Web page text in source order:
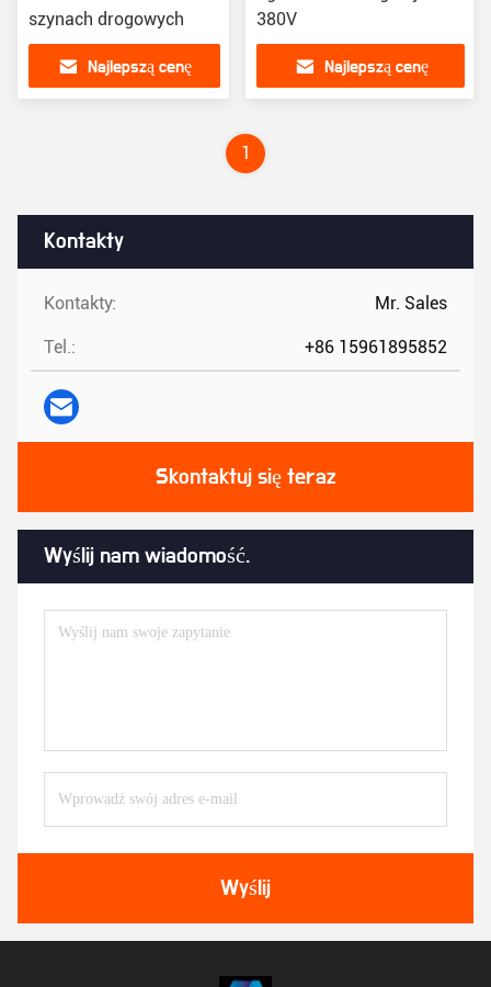
Kontakty
Kontakty: Mr. Sales
Tel.: +86 15961895852
Skontaktuj się teraz
Wyślij nam wiadomość.
Wyślij
szynach drogowych
Najlepszą cenę
380V
Najlepszą cenę
1